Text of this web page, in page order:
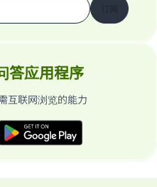
答应用程序
互联网浏览的能力